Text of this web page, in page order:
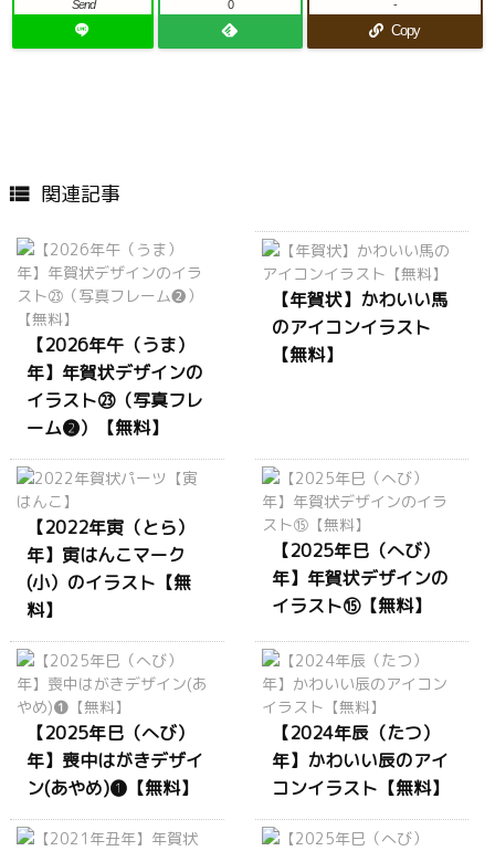
Send 0
Copy
-
 関連記事
【2026年午（うま）
年】年賀状デザインの
イラスト㉓（写真フレ
ーム❷）【無料】
【年賀状】かわいい馬
のアイコンイラスト
【無料】
【2022年寅（とら）
年】寅はんこマーク
(小）のイラスト【無
料】
【2025年巳（へび）
年】年賀状デザインの
イラスト⑮【無料】
【2025年巳（へび）
年】喪中はがきデザイ
ン(あやめ)❶【無料】
【2024年辰（たつ）
年】かわいい辰のアイ
コンイラスト【無料】